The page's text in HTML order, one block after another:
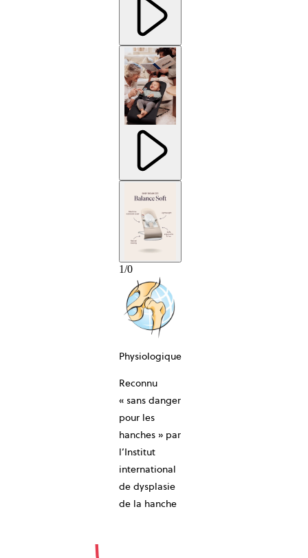
1/0
Physiologique
Reconnu
« sans danger
pour les
hanches » par
l’Institut
international
de dysplasie
de la hanche
10-AN